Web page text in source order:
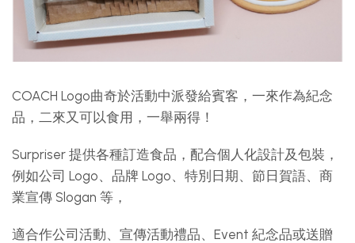
COACH Logo曲奇於活動中派發給賓客，一來作為紀念
品，二來又可以食用，一舉兩得！
Surpriser 提供各種訂造食品，配合個人化設計及包裝，
例如公司 Logo、品牌 Logo、特別日期、節日賀語、商
業宣傳 Slogan 等，
適合作公司活動、宣傳活動禮品、Event 紀念品或送贈